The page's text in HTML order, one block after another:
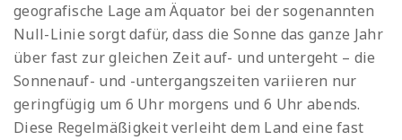
geografische Lage am Äquator bei der sogenannten
Null-Linie sorgt dafür, dass die Sonne das ganze Jahr
über fast zur gleichen Zeit auf- und untergeht – die
Sonnenauf- und -untergangszeiten variieren nur
geringfügig um 6 Uhr morgens und 6 Uhr abends.
Diese Regelmäßigkeit verleiht dem Land eine fast